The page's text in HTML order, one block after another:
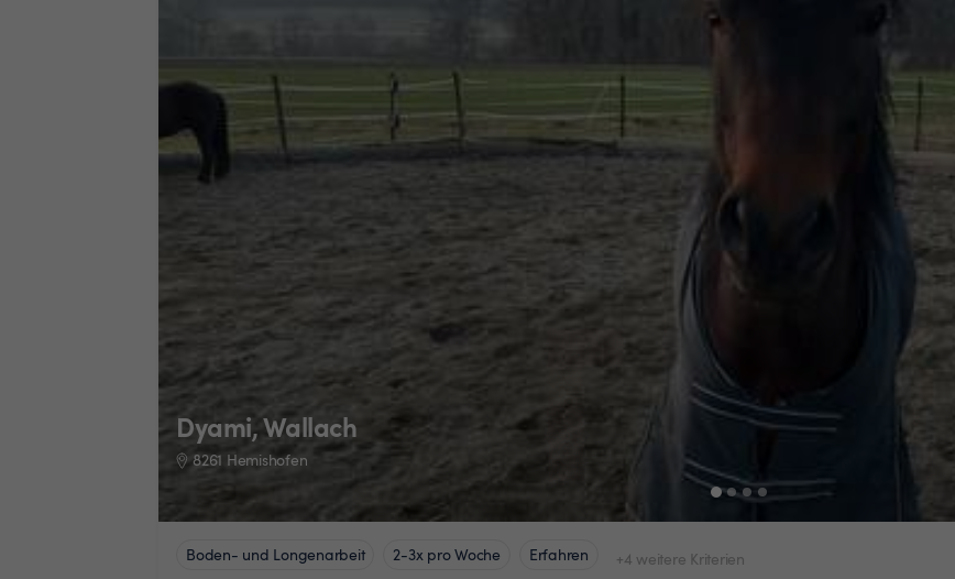
Dyami, Wallach
8261 Hemishofen
Boden- und Longenarbeit 2-3x pro Woche Erfahren +4 weitere Kriterien